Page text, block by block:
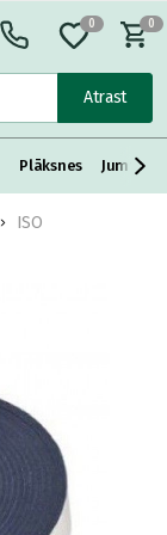
Atrast
0 0
Plāksnes Jumta
ISO